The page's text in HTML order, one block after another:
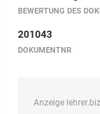
BEWERTUNG DES
201043
DOKUMENTNR
Anzeige lehrer.biz